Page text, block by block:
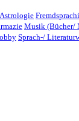
Musik (Bücher/
Sprach-/